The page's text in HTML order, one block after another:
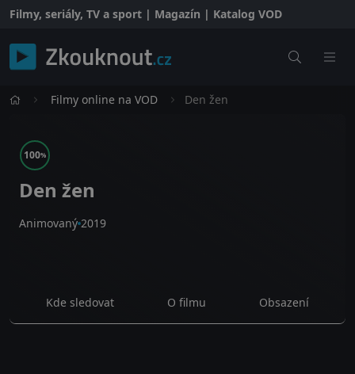
Filmy, seriály, TV a sport | Magazín | Katalog VOD
Filmy online na VOD Den žen
100%
Den žen
Animovaný 2019
Kde sledovat O filmu Obsazení